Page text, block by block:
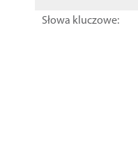
Słowa kluczowe: